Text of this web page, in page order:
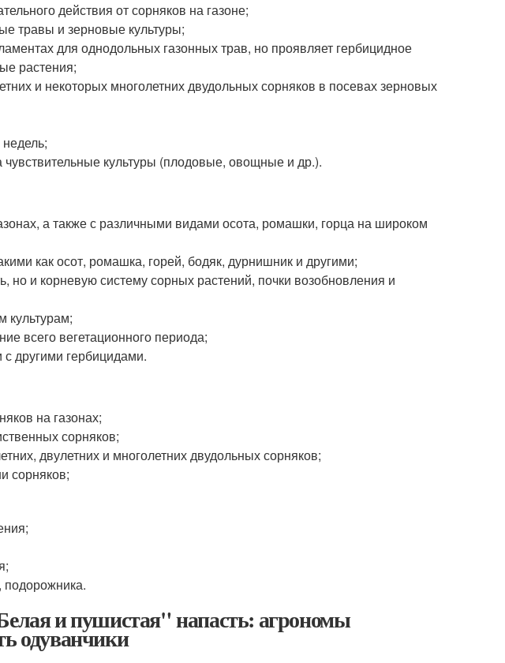
действия от сорняков на газоне;
травы и зерновые культуры;
для однодольных газонных трав, но проявляет гербицидное
растения;
и некоторых многолетних двудольных сорняков в посевах зерновых
чувствительные культуры (плодовые, овощные и др.).
а также с различными видами осота, ромашки, горца на широком
как осот, ромашка, горей, бодяк, дурнишник и другими;
но и корневую систему сорных растений, почки возобновления и
культурам;
всего вегетационного периода;
другими гербицидами.
на газонах;
сорняков;
двулетних и многолетних двудольных сорняков;
сорняков;
подорожника.
и пушистая" напасть: агрономы
одуванчики